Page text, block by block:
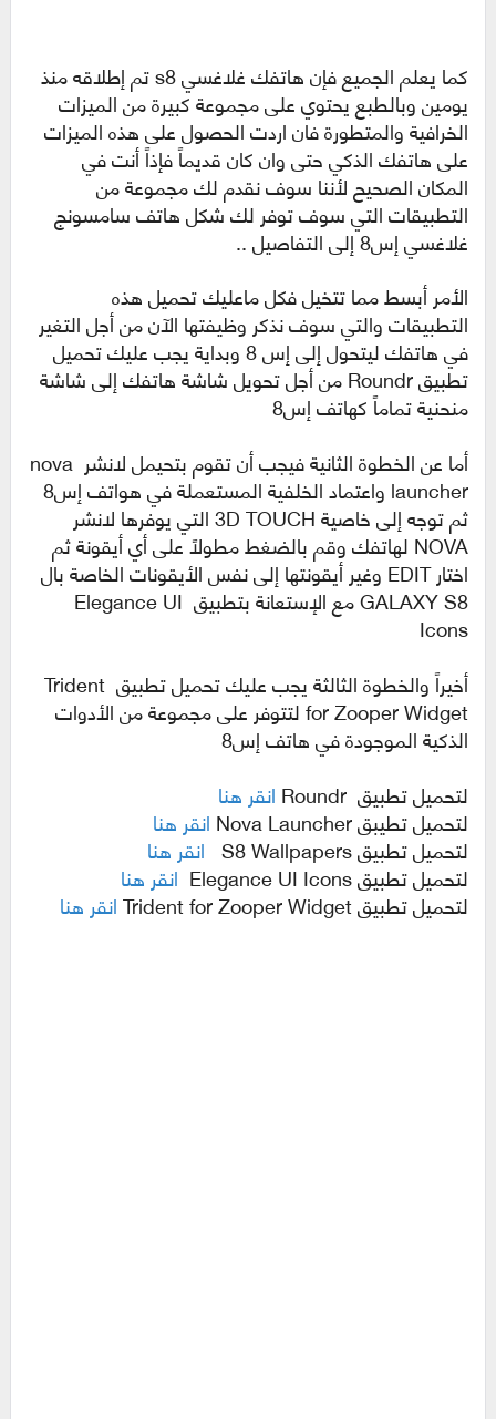
كما يعلم الجميع فإن هاتفك غلاغسي s8 تم إطلاقه منذ
يومين وبالطبع يحتوي على مجموعة كبيرة من الميزات
الخرافية والمتطورة فان اردت الحصول على هذه الميزات
على هاتفك الذكي حتى وان كان قديماً فإذاً أنت في
المكان الصحيح لأننا سوف نقدم لك مجموعة من
التطبيقات التي سوف توفر لك شكل هاتف سامسونج
غلاغسي إس8 إلى التفاصيل ..
الأمر أبسط مما تتخيل فكل ماعليك تحميل هذه
التطبيقات والتي سوف نذكر وظيفتها الآن من أجل التغير
في هاتفك ليتحول إلى إس 8 وبداية يجب عليك تحميل
تطبيق Roundr من أجل تحويل شاشة هاتفك إلى شاشة
منحنية تماماً كهاتف إس8
أما عن الخطوة الثانية فيجب أن تقوم بتحيمل لانشر nova
launcher واعتماد الخلفية المستعملة في هواتف إس8
ثم توجه إلى خاصية 3D TOUCH التي يوفرها لانشر
NOVA لهاتفك وقم بالضغط مطولاً على أي أيقونة ثم
اختار EDIT وغير أيقونتها إلى نفس الأيقونات الخاصة بال
GALAXY S8 مع الإستعانة بتطبيق Elegance UI
Icons
أخيراً والخطوة الثالثة يجب عليك تحميل تطبيق Trident
for Zooper Widget لتتوفر على مجموعة من الأدوات
الذكية الموجودة في هاتف إس8
لتحميل تطبيق Roundr
انقر هنا
لتحميل تطيبق Nova Launcher انقر هنا
لتحميل تطبيق S8 Wallpapers انقر هنا
لتحميل تطبيق Elegance UI Icons انقر هنا
لتحميل تطبيق Trident for Zooper Widget انقر هنا